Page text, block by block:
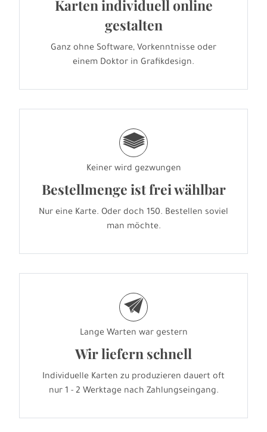
Karten individuell online
gestalten
Ganz ohne Software, Vorkenntnisse oder
einem Doktor in Grafikdesign.
g
Keiner wird gezwungen
Bestellmenge ist frei wählbar
Nur eine Karte. Oder doch 150. Bestellen soviel
man möchte.
e
Lange Warten war gestern
Wir liefern schnell
Individuelle Karten zu produzieren dauert oft
nur 1 - 2 Werktage nach Zahlungseingang.